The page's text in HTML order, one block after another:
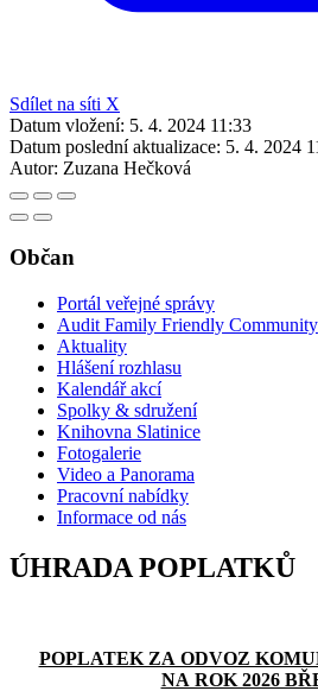
Sdílet na síti X
Datum vložení: 5. 4. 2024 11:33
Datum poslední aktualizace: 5. 4. 2024
Autor: Zuzana Hečková
Občan
Portál veřejné správy
Audit Family Friendly Community
Aktuality
Hlášení rozhlasu
Kalendář akcí
Spolky & sdružení
Knihovna Slatinice
Fotogalerie
Video a Panorama
Pracovní nabídky
Informace od nás
ÚHRADA POPLATKŮ
POPLATEK ZA ODVOZ
NA ROK 2026